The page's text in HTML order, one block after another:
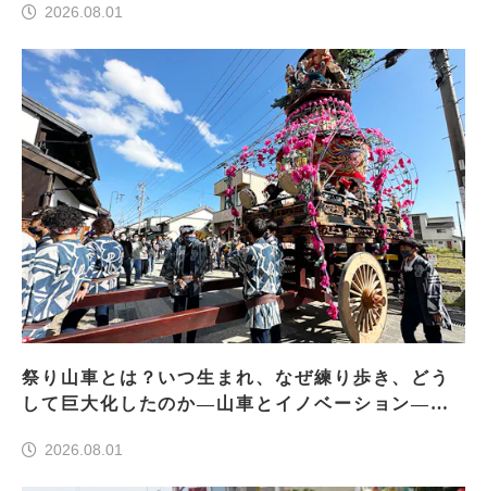
2026.08.01
祭り山車とは？いつ生まれ、なぜ練り歩き、どう
して巨大化したのか―山車とイノベーション―＜
2026.08.01